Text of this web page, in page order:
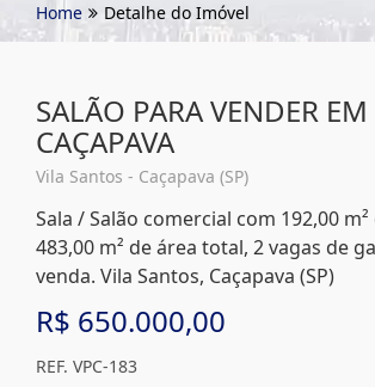
Home Detalhe do Imóvel
SALÃO PARA VENDER EM
CAÇAPAVA
Vila Santos - Caçapava (SP)
Sala / Salão comercial com 192,00
483,00 m² de área total, 2 vagas de
venda. Vila Santos, Caçapava (SP)
R$ 650.000,00
REF. VPC-183